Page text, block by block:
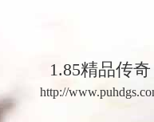
1.85精品传奇
http://